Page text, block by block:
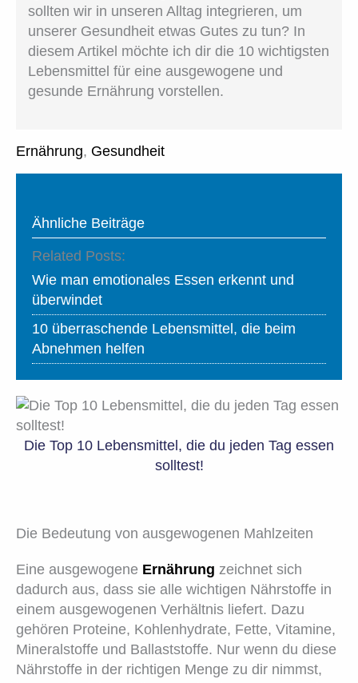
sollten wir in unseren Alltag integrieren, um
unserer Gesundheit etwas Gutes zu tun? In
diesem Artikel möchte ich dir die 10 wichtigsten
Lebensmittel für eine ausgewogene und
gesunde Ernährung vorstellen.
Ernährung, Gesundheit
Ähnliche Beiträge
Related Posts:
Wie man emotionales Essen erkennt und
überwindet
10 überraschende Lebensmittel, die beim
Abnehmen helfen
Die Top 10 Lebensmittel, die du jeden Tag essen
solltest!
Die Bedeutung von ausgewogenen Mahlzeiten
Eine ausgewogene Ernährung zeichnet sich
dadurch aus, dass sie alle wichtigen Nährstoffe in
einem ausgewogenen Verhältnis liefert. Dazu
gehören Proteine, Kohlenhydrate, Fette, Vitamine,
Mineralstoffe und Ballaststoffe. Nur wenn du diese
Nährstoffe in der richtigen Menge zu dir nimmst,